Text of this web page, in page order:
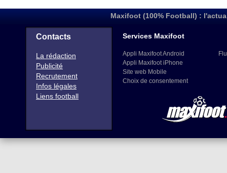
Maxifoot (100% Football) :
Contacts
La rédaction
Publicité
Recrutement
Infos légales
Liens football
Services Maxifoot
Appli Maxifoot Android
Appli Maxifoot iPhone
Site web Mobile
Choix de consentement